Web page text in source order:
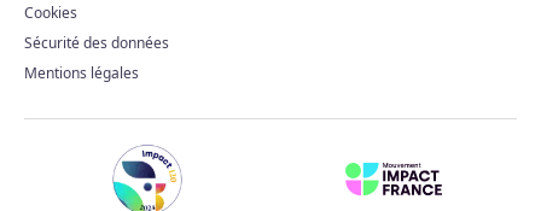
Cookies
Sécurité des données
Mentions légales